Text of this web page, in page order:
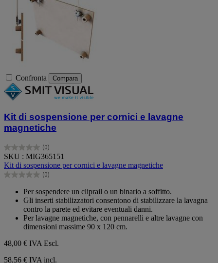
Confronta Compara
Kit di sospensione per cornici e lavagne
magnetiche
(0)
0.0
su
5
stelle.
SKU : MIG365151
Kit di sospensione per cornici e lavagne magnetiche
(0)
0.0
stelle.
Per sospendere un cliprail o un binario a soffitto.
Gli inserti stabilizzatori consentono di stabilizzare la lavagna
contro la parete ed evitare eventuali danni.
Per lavagne magnetiche, con pennarelli e altre lavagne con
dimensioni massime 90 x 120 cm.
48,00 € IVA Escl.
58,56 € IVA incl.